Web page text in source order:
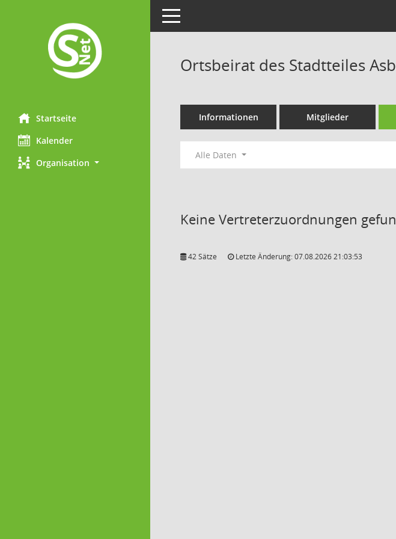
Startseite
Kalender
Organisation
Toggle navigation
Ortsbeirat des Stadtteiles
Informationen Mitglieder
Alle Daten
Keine Vertreterzuordnungen
42 Sätze Letzte Änderung: 07.08.2026 21:03:53